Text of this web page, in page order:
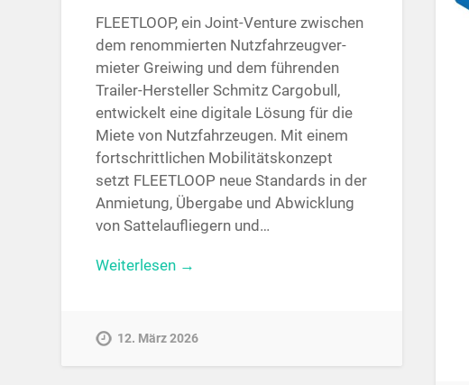
FLEET­LOOP, ein Joint-Ven­ture zwi­schen
dem re­nom­mier­ten Nutz­fahr­zeug­ver­
mie­ter Greiwing und dem füh­ren­den
Trai­ler-Her­stel­ler Schmitz Cargo­bull,
ent­wi­ckelt ei­ne di­gi­ta­le Lö­sung für die
Mie­te von Nutz­fahr­zeu­gen. Mit ei­nem
fort­schritt­li­chen Mo­bi­li­täts­kon­zept
setzt FLEET­LOOP neue Stan­dards in der
An­mie­tung, Über­ga­be und Ab­wick­lung
von Sat­tel­auf­lie­gern und…
Weiterlesen →
12. März 2026